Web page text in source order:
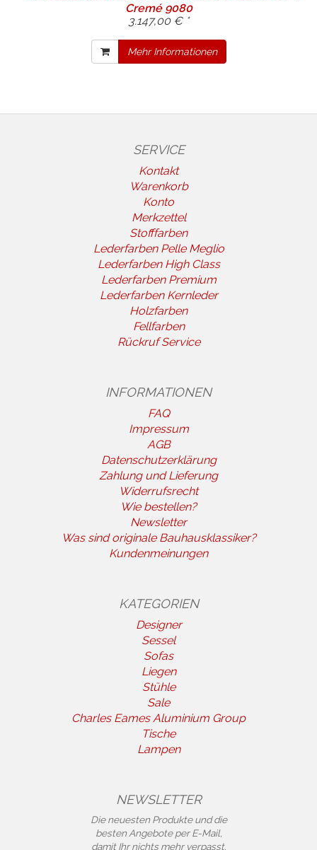
Cremé 9080
3.147,00 € *
Mehr Informationen
SERVICE
Kontakt
Warenkorb
Konto
Merkzettel
Stofffarben
Lederfarben Pelle Meglio
Lederfarben High Class
Lederfarben Premium
Lederfarben Kernleder
Holzfarben
Fellfarben
Rückruf Service
INFORMATIONEN
FAQ
Impressum
AGB
Datenschutzerklärung
Zahlung und Lieferung
Widerrufsrecht
Wie bestellen?
Newsletter
Was sind originale Bauhausklassiker?
Kundenmeinungen
KATEGORIEN
Designer
Sessel
Sofas
Liegen
Stühle
Sale
Charles Eames Aluminium Group
Tische
Lampen
NEWSLETTER
Die neuesten Produkte und die
besten Angebote per E-Mail,
damit Ihr nichts mehr verpasst.